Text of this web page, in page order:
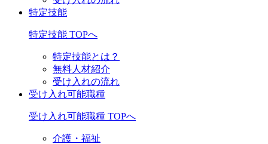
特定技能
特定技能 TOPへ
特定技能とは？
無料人材紹介
受け入れの流れ
受け入れ可能職種
受け入れ可能職種 TOPへ
介護・福祉